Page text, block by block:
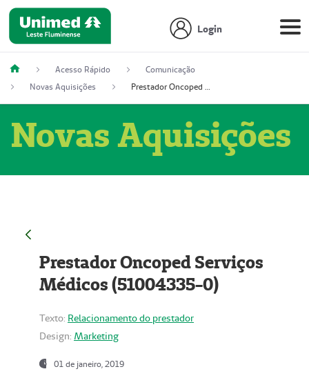
Login
Acesso Rápido
Comunicação
Novas Aquisições
Prestador Oncoped Serviços Médicos (51004335-0)
Novas Aquisições
Prestador Oncoped Serviços
Médicos (51004335-0)
Texto: Relacionamento do prestador
Design: Marketing
01 de janeiro, 2019